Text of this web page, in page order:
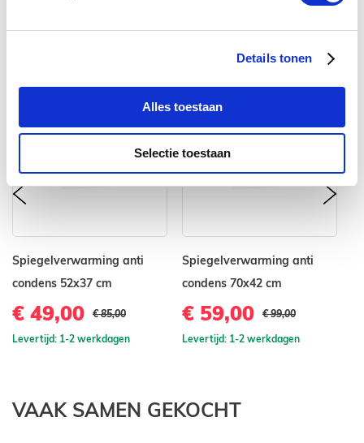
Details tonen
Alles toestaan
Selectie toestaan
Spiegelverwarming anti
condens 52x37 cm
U
bespaart
€ 36,00
€ 49,00 € 85,00
Levertijd: 1-2 werkdagen
Spiegelverwarming anti
condens 70x42 cm
U
€ 59,00 € 99,00
Levertijd: 1-2 werkdagen
prev
VAAK SAMEN GEKOCHT